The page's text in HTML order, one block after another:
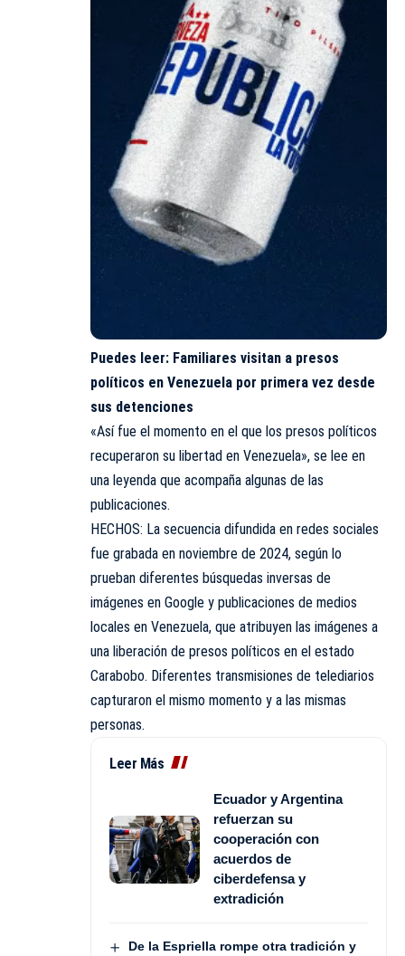
Puedes leer: Familiares visitan a presos
políticos en Venezuela por primera vez desde
sus detenciones
«Así fue el momento en el que los presos políticos
recuperaron su libertad en Venezuela», se lee en
una leyenda que acompaña algunas de las
publicaciones.
HECHOS: La secuencia difundida en redes sociales
fue grabada en noviembre de 2024, según lo
prueban diferentes búsquedas inversas de
imágenes en Google y publicaciones de medios
locales en Venezuela, que atribuyen las imágenes a
una liberación de presos políticos en el estado
Carabobo. Diferentes transmisiones de telediarios
capturaron el mismo momento y a las mismas
personas.
Leer Más
Ecuador y Argentina
refuerzan su
cooperación con
acuerdos de
ciberdefensa y
extradición
De la Espriella rompe otra tradición y